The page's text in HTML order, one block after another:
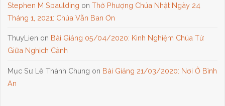
Stephen M Spaulding onThờ Phượng Chúa Nhật Ngày 24
Tháng 1, 2021: Chúa Vẫn Ban Ơn
ThuyLien on Bài Giảng 05/04/2020: Kinh Nghiệm Chúa Từ
Giữa Nghịch Cảnh
Mục Sư Lê Thành Chung on Bài Giảng 21/03/2020: Nơi Ở Bình
An